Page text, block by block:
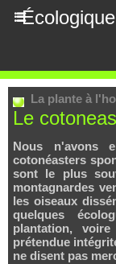
La plante à
Le
Nous n'avons
cotonéasters
sont le plus
montagnardes
les oiseaux
quelques
plantation,
prétendue
ne disent pas